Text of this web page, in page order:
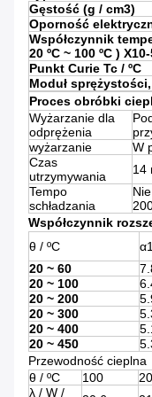
Gęstość (g / cm3)
Oporność
Współczynnik
20 ºC ~ 100 ºC )
Punkt Curie Tc / ºC
Moduł sprężystości,
Proces obróbki
Wyżarzanie dla
odprężenia
wyżarzanie
W
Czas
utrzymywania
14
Tempo
schładzania
Współczynnik
θ / ºC
20 ~ 60
20 ~ 100
20 ~ 200
20 ~ 300
20 ~ 400
20 ~ 450
Przewodność cieplna
θ / ºC
100
λ / W /